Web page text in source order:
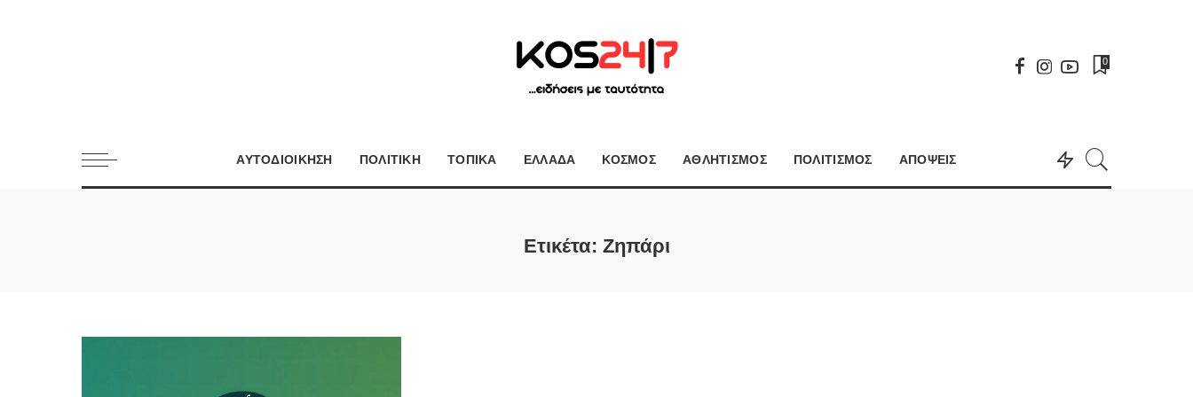
0
ΑΥΤΟΔΙΟΙΚΗΣΗ ΠΟΛΙΤΙΚΗ ΤΟΠΙΚΑ ΕΛΛΑΔΑ ΚΟΣΜΟΣ ΑΘΛΗΤΙΣΜΟΣ ΠΟΛΙΤΙΣΜΟΣ ΑΠΟΨΕΙΣ
Ετικέτα: Ζηπάρι